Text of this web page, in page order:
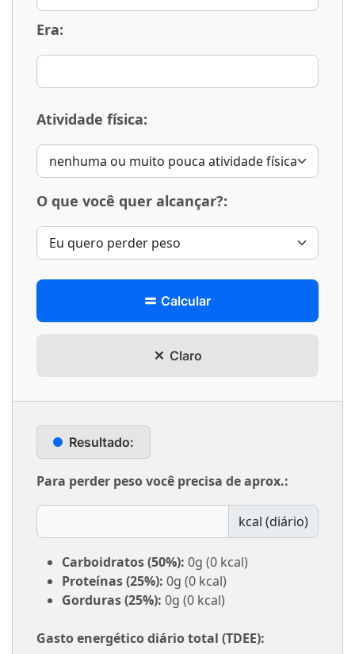
Era:
Atividade física:
O que você quer alcançar?:
Calcular
Claro
Resultado:
Para perder peso você precisa de aprox.:
kcal (diário)
Carboidratos (50%): 0g (0 kcal)
Proteínas (25%): 0g (0 kcal)
Gorduras (25%): 0g (0 kcal)
Gasto energético diário total (TDEE):